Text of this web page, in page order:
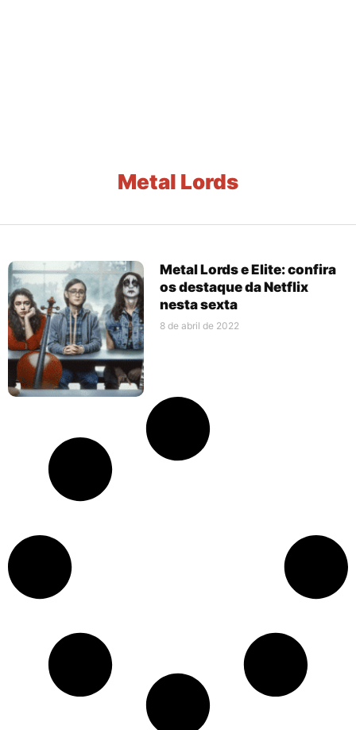
Metal Lords
Metal Lords e Elite: confira
os destaque da Netflix
nesta sexta
8 de abril de 2022